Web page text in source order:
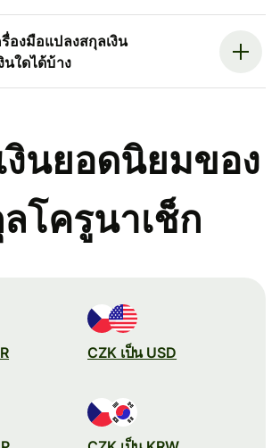
องมือแปลงสกุลเงิน
นใดได้บ้าง
งินยอดนิยมของ
โครูนาเช็ก
CZK เป็น USD